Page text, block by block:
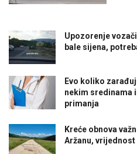
Upozorenje
bale sijena,
Evo koliko
nekim sredinama
primanja
Kreće obnova
Aržanu,